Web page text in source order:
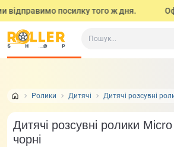
посилку того ж дня.
Ролики Дитячі Дитячі розсувні
Все про товар Характеристики
Дитячі розсувні ролики
чорні